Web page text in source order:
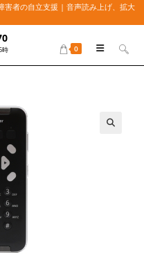
害者の自立支援 | 音声読み上げ、拡大
時 0